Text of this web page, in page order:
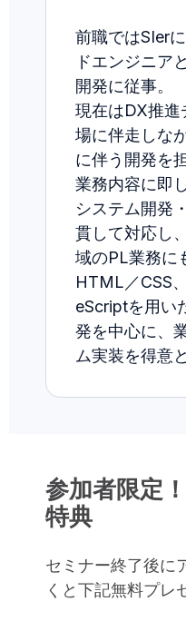
前職ではSIer
ドエンジニア
開発に従事。
現在はDX推進
場に伴走しな
に伴う開発を
業務内容に即
システム開発
貫して対応し
域のPL業務に
HTML／CSS
eScriptを用い
発を中心に、
ム実装を得意
参加者限定
特典
セミナー終了後に
くと下記無料プレ